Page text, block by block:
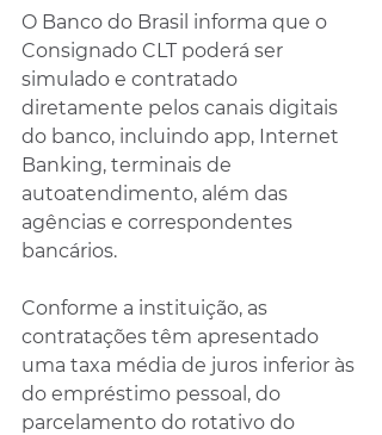
O Banco do Brasil informa que o
Consignado CLT poderá ser
simulado e contratado
diretamente pelos canais digitais
do banco, incluindo app, Internet
Banking, terminais de
autoatendimento, além das
agências e correspondentes
bancários.
Conforme a instituição, as
contratações têm apresentado
uma taxa média de juros inferior às
do empréstimo pessoal, do
parcelamento do rotativo do